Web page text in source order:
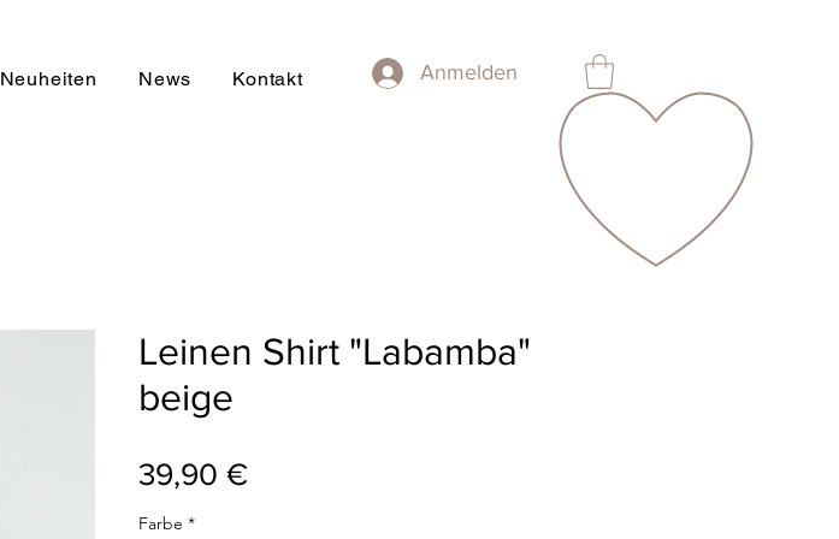
Neuheiten News Kontakt Anmelden
Leinen Shirt "Labamba"
beige
39,90 €Preis
Farbe *